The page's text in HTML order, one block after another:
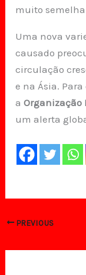
muito
Uma nova
causado
circulação
e na Ásia.
aOrganização
um alerta
PREVIOUS